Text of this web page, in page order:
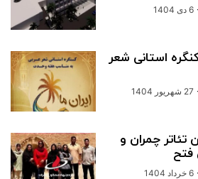
6 دی 1404
استانی شعر
27 شهریور 1404
تئاتر چمران و
فتح
6 خرداد 1404